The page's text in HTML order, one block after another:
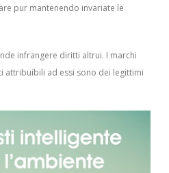
pur mantenendo invariate le
infrangere diritti altrui. I marchi
attribuibili ad essi sono dei legittimi